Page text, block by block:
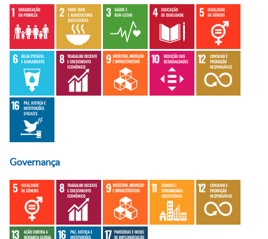
Governança